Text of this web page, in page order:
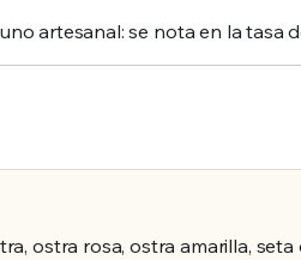
artesanal: se nota en la tasa
ostra rosa, ostra amarilla,